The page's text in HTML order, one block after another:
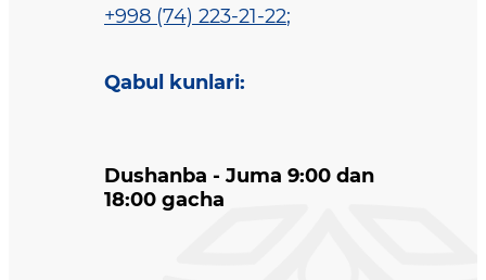
+998 (74) 223-21-22;
Qabul kunlari:
Dushanba - Juma 9:00 dan
18:00 gacha